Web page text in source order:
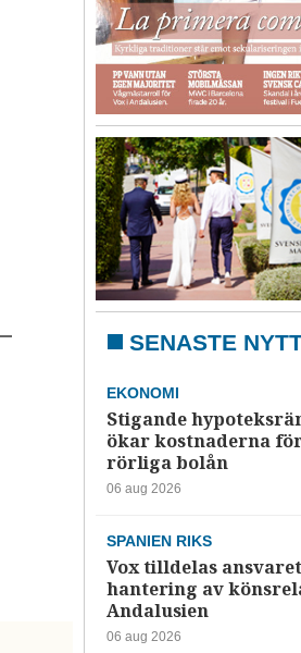
SENASTE
EKONOMI
Stigande
ökar kostnaderna
rörliga bolån
06 aug 2026
SPANIEN RIKS
Vox tilldelas
hantering av
Andalusien
06 aug 2026